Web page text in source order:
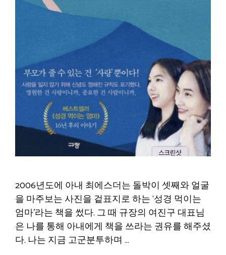
2006년도에 아내 최에스더는 돌박이 셋째와 얼굴
을 마주보는 사진을 겉표지로 하는 ‘성경 먹이는
엄마’라는 책을 썼다. 그 때 규장의 여진구 대표님
은 나를 통해 아내에게 책을 쓰라는 권유를 해주셨
다. 나는 지금 고군분투하며 …